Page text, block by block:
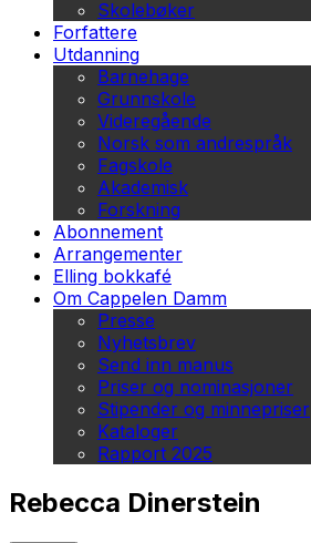
Skolebøker
Forfattere
Utdanning
Barnehage
Grunnskole
Videregående
Norsk som andrespråk
Fagskole
Akademisk
Forskning
Abonnement
Arrangementer
Elling bokkafé
Om Cappelen Damm
Presse
Nyhetsbrev
Send inn manus
Priser og nominasjoner
Stipender og minnepriser
Kataloger
Rapport 2025
Rebecca Dinerstein